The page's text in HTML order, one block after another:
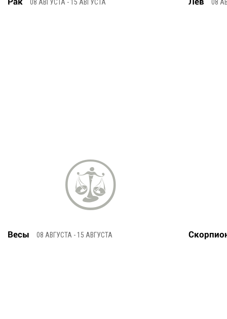
08 АВГУСТА - 15 АВГУСТА 08
n
Весы 08 АВГУСТА - 15 АВГУСТА